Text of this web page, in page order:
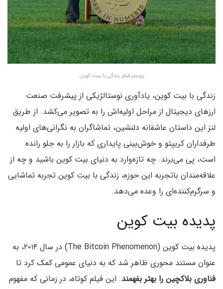
پوستر فیلم زندگی با بیت کوین
زندگی با بیت کوین، یادآوری نوستالژیکی از پیشرفت صنعت
ارزهای دیجیتال از مراحل اولیه‌اش را به تصویر می‌کشد. از طریق
لنز این داستان عاشقانه دلنشین، تماشاگران به نگرانی‌های اولیه
طرفداران کریپتو و خوش‌بینی پایداری که بازار را به جلو رانده
است، پی می‌برند. چه تازه‌وارد به دنیای بیت کوین باشید و چه از
علاقه‌مندان باتجربه این حوزه، زندگی با بیت کوین تجربه تماشایی
و سرگرم‌کننده‌ای را وعده می‌دهد.
پدیده بیت کوین
پدیده بیت کوین (The Bitcoin Phenomenon) در سال ۲۰۱۴، به
عنوان مستند محوری ظاهر شد که به دنیای عمومی کمک کرد تا
فناوری بلاکچین را بهتر بفهمند. این فیلم کوتاه، در زمانی که مفهوم